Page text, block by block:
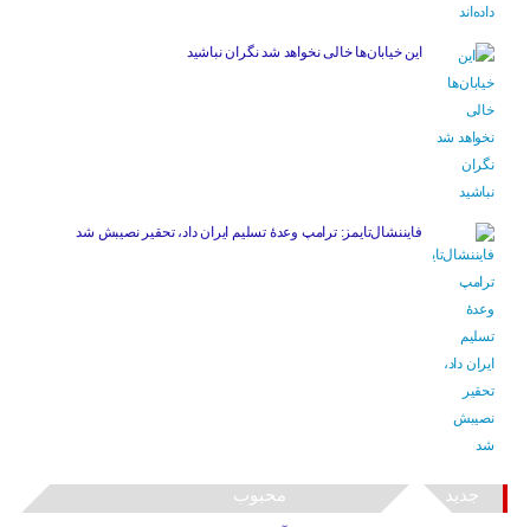
این خیابان‌ها خالی نخواهد شد نگران نباشید
فایننشال‌تایمز: ترامپ وعدۀ تسلیم ایران داد، تحقیر نصیبش شد
جدید محبوب